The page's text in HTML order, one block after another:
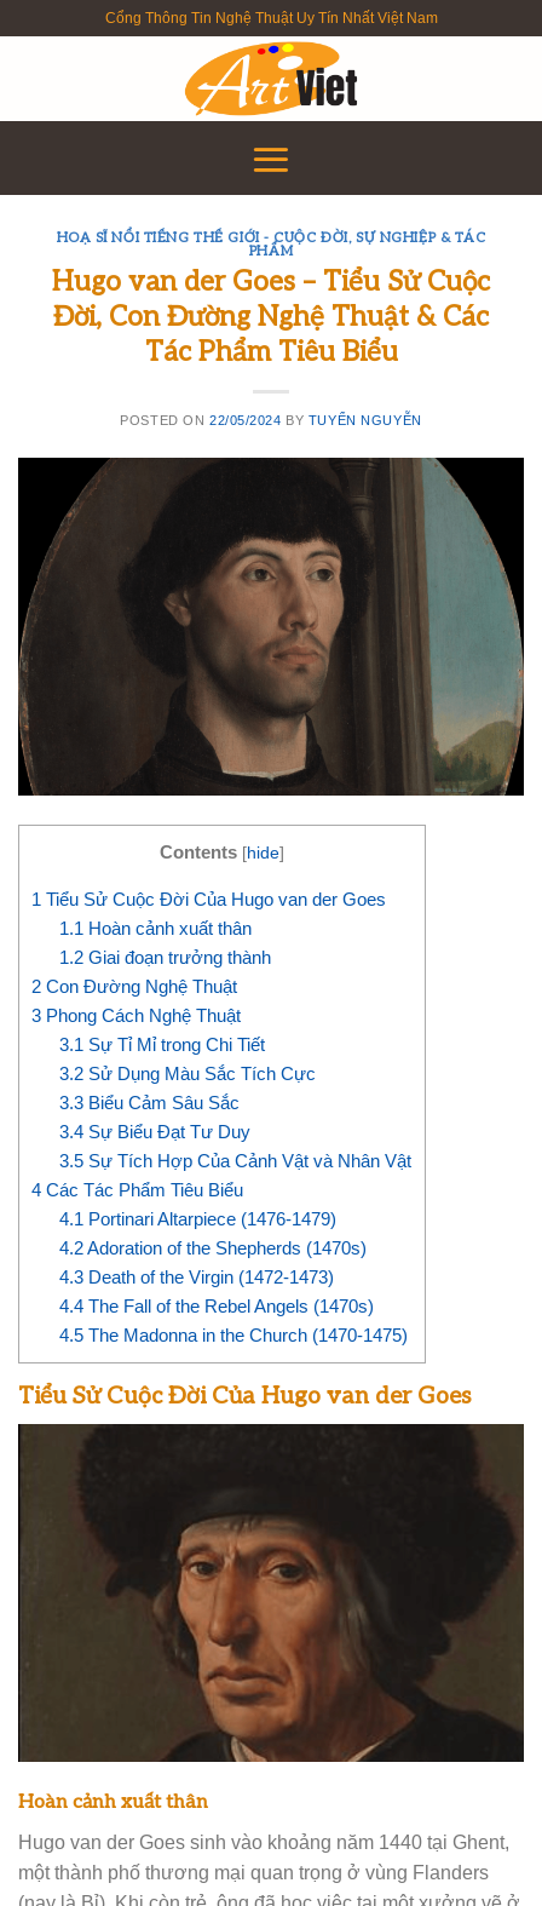
to
Cổng Thông Tin Nghệ Thuật Uy Tín Nhất Việt Nam
HOẠ SĨ NỔI TIẾNG THẾ GIỚI - CUỘC ĐỜI, SỰ NGHIỆP & TÁC
PHẨM
Hugo van der Goes – Tiểu Sử Cuộc
Đời, Con Đường Nghệ Thuật & Các
Tác Phẩm Tiêu Biểu
POSTED ON 22/05/2024 BY TUYỂN NGUYỄN
Contents [hide]
1 Tiểu Sử Cuộc Đời Của Hugo van der Goes
1.1 Hoàn cảnh xuất thân
1.2 Giai đoạn trưởng thành
2 Con Đường Nghệ Thuật
3 Phong Cách Nghệ Thuật
3.1 Sự Tỉ Mỉ trong Chi Tiết
3.2 Sử Dụng Màu Sắc Tích Cực
3.3 Biểu Cảm Sâu Sắc
3.4 Sự Biểu Đạt Tư Duy
3.5 Sự Tích Hợp Của Cảnh Vật và Nhân Vật
4 Các Tác Phẩm Tiêu Biểu
4.1 Portinari Altarpiece (1476-1479)
4.2Adoration of the Shepherds (1470s)
4.3 Death of the Virgin (1472-1473)
4.4 The Fall of the Rebel Angels (1470s)
4.5 The Madonna in the Church (1470-1475)
Tiểu Sử Cuộc Đời Của Hugo van der Goes
Hoàn cảnh xuất thân
Hugo van der Goes sinh vào khoảng năm 1440 tại Ghent,
một thành phố thương mại quan trọng ở vùng Flanders